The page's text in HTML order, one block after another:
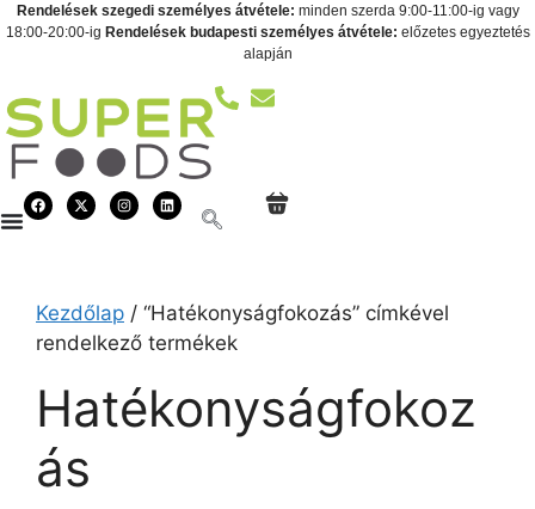
Rendelések szegedi személyes átvétele: minden szerda 9:00-11:00-ig vagy
18:00-20:00-ig Rendelések budapesti személyes átvétele: előzetes egyeztetés
alapján
Kezdőlap / “Hatékonyságfokozás” címkével
rendelkező termékek
Hatékonyságfokoz
ás